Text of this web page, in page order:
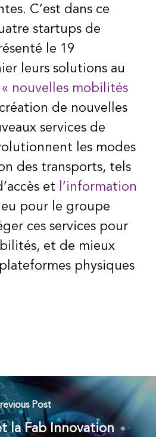
C’est dans ce
startups de
le 19
leurs solutions au
« nouvelles mobilités
de nouvelles
services de
les modes
des transports, tels
et l’information
pour le groupe
ces services pour
et de mieux
physiques
Post
la Fab Innovation